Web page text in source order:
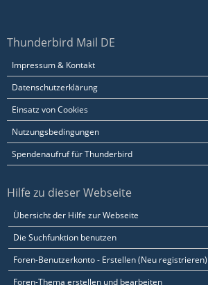
Thunderbird Mail DE
Impressum & Kontakt
Datenschutzerklärung
Einsatz von Cookies
Nutzungsbedingungen
Spendenaufruf für Thunderbird
Hilfe zu dieser Webseite
Übersicht der Hilfe zur Webseite
Die Suchfunktion benutzen
Foren-Benutzerkonto - Erstellen (Neu registrieren)
Foren-Thema erstellen und bearbeiten